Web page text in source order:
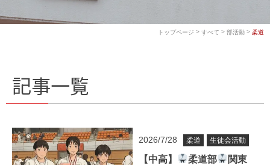
トップページ > すべて > 部活動 > 柔道
記事一覧
2026/7/28 柔道 生徒会活動
【中高】 柔道部
関東